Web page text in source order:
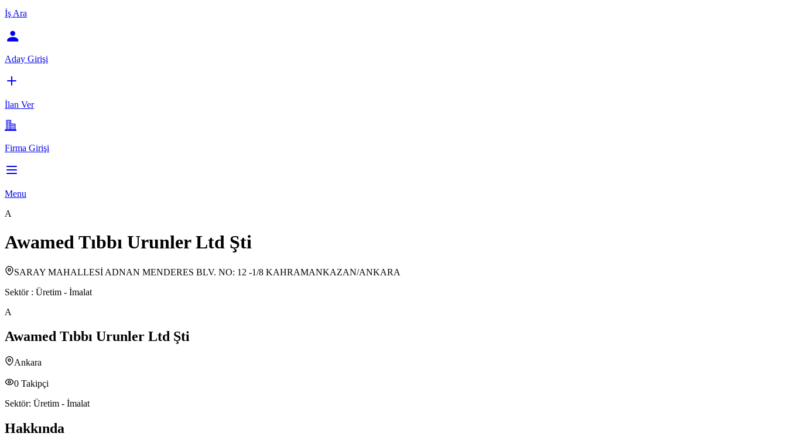
İş Ara
Aday Girişi
İlan Ver
Firma Girişi
Menu
A
Awamed Tıbbı Urunler Ltd Şti
SARAY MAHALLESİ ADNAN MENDERES BLV. NO: 12 -1/8 KAHRAMANKAZAN/ANKARA
Sektör : Üretim - İmalat
A
Awamed Tıbbı Urunler Ltd Şti
Ankara
0 Takipçi
Sektör: Üretim - İmalat
Hakkında